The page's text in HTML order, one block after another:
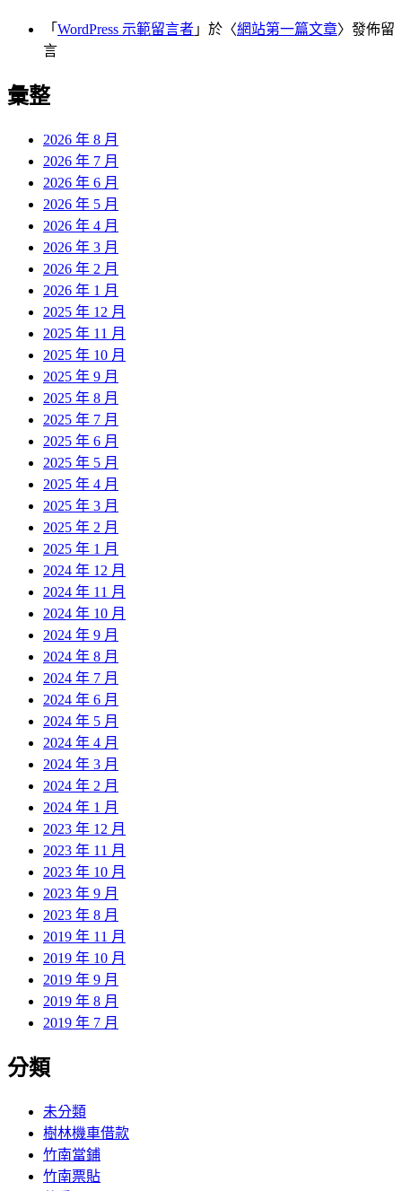
「 WordPress 示範留言者 」於〈網站第一篇文章〉發佈留
言
彙整
2026 年 8 月
2026 年 7 月
2026 年 6 月
2026 年 5 月
2026 年 4 月
2026 年 3 月
2026 年 2 月
2026 年 1 月
2025 年 12 月
2025 年 11 月
2025 年 10 月
2025 年 9 月
2025 年 8 月
2025 年 7 月
2025 年 6 月
2025 年 5 月
2025 年 4 月
2025 年 3 月
2025 年 2 月
2025 年 1 月
2024 年 12 月
2024 年 11 月
2024 年 10 月
2024 年 9 月
2024 年 8 月
2024 年 7 月
2024 年 6 月
2024 年 5 月
2024 年 4 月
2024 年 3 月
2024 年 2 月
2024 年 1 月
2023 年 12 月
2023 年 11 月
2023 年 10 月
2023 年 9 月
2023 年 8 月
2019 年 11 月
2019 年 10 月
2019 年 9 月
2019 年 8 月
2019 年 7 月
分類
未分類
樹林機車借款
竹南當鋪
竹南票貼